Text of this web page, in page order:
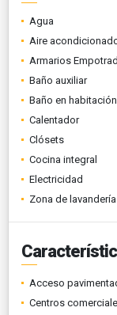
Agua
Aire
Armarios
Baño auxiliar
Baño en
Calentador
Clósets
Cocina integral
Electricidad
Zona de lavandería
Acceso
Centros